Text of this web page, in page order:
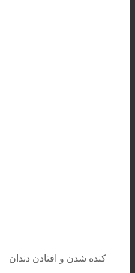
کنده شدن و افتادن دندان